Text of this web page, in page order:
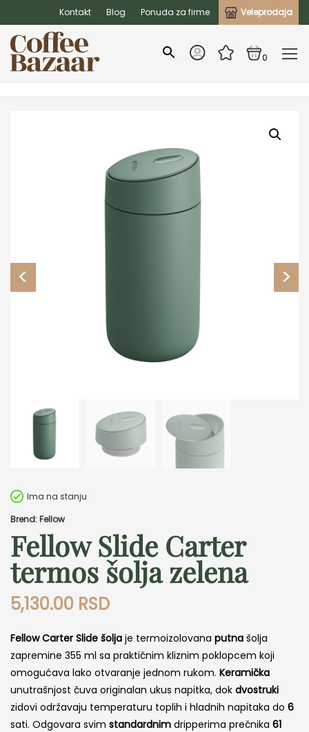
Kontakt Blog Ponuda za firme Veleprodaja
0
Ima na stanju
Brend: Fellow
Fellow Slide Carter
termos šolja zelena
5,130.00 RSD
Fellow Carter Slide šolja je termoizolovana putna šolja
zapremine 355 ml sa praktičnim kliznim poklopcem koji
omogućava lako otvaranje jednom rukom. Keramička
unutrašnjost čuva originalan ukus napitka, dok dvostruki
zidovi održavaju temperaturu toplih i hladnih napitaka do 6
sati. Odgovara svim standardnim dripperima prečnika 61